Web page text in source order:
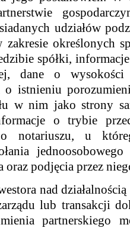
udziałów
określonych
spółki,
dane o
o istnieniu
w nim jako strony
o trybie
u
jednoosobowego
oraz podjęcia przez
nad
lub transakcji
partnerskiego